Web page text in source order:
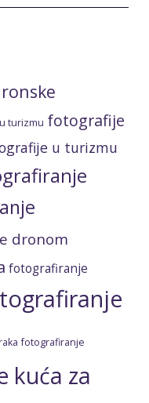
turizmu fotografije
u turizmu
dronom
fotografiranje
fotografiranje
kuća za